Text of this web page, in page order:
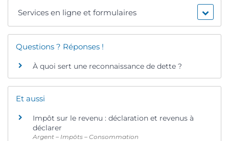
Services en ligne et formulaires
Questions ? Réponses !
À quoi sert une reconnaissance de dette ?
Et aussi
Impôt sur le revenu : déclaration et revenus à
déclarer
Argent – Impôts – Consommation